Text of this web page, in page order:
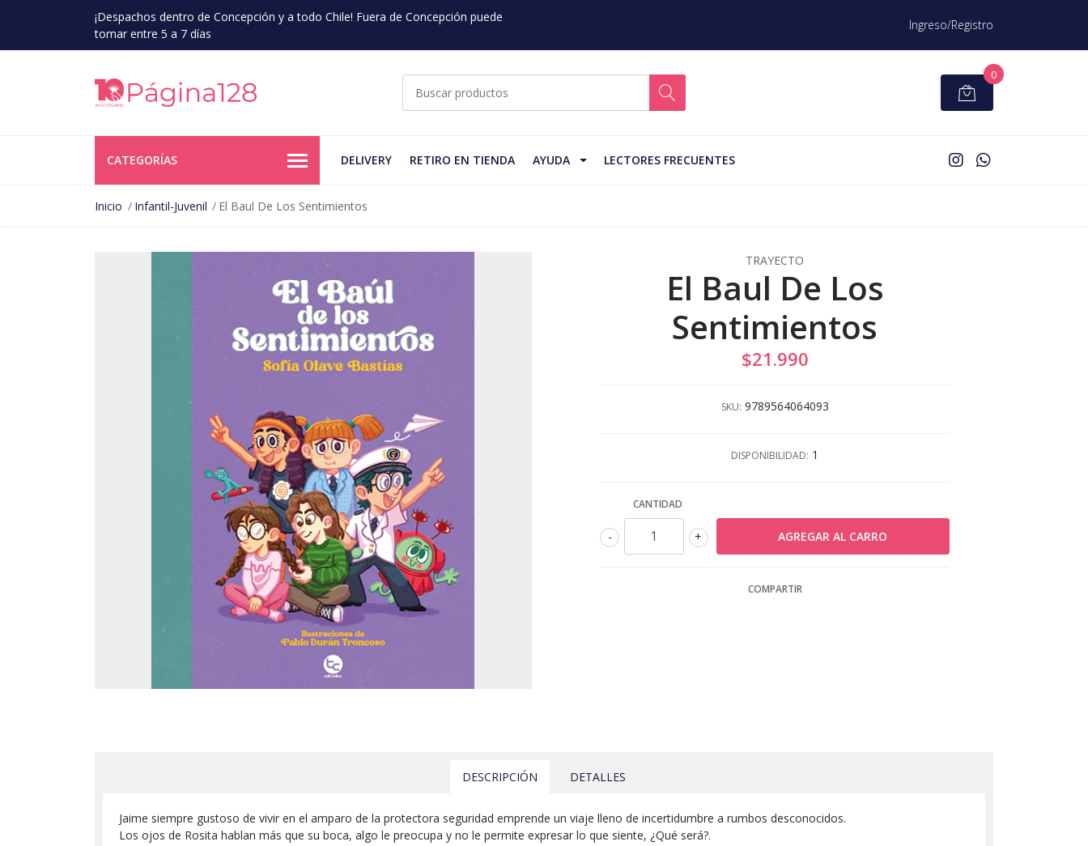
¡Despachos dentro de Concepción y a todo Chile! Fuera de Concepción puede
tomar entre 5 a 7 días
Ingreso/Registro
0
CATEGORÍAS DELIVERY RETIRO EN TIENDA AYUDA LECTORES FRECUENTES
Inicio Infantil-Juvenil El Baul De Los Sentimientos
TRAYECTO
El Baul De Los
Sentimientos
$21.990
SKU: 9789564064093
DISPONIBILIDAD: 1
CANTIDAD
+
-
COMPARTIR
DESCRIPCIÓN DETALLES
Jaime siempre gustoso de vivir en el amparo de la protectora seguridad emprende un viaje lleno de incertidumbre a rumbos desconocidos.
Los ojos de Rosita hablan más que su boca, algo le preocupa y no le permite expresar lo que siente, ¿Qué será?.